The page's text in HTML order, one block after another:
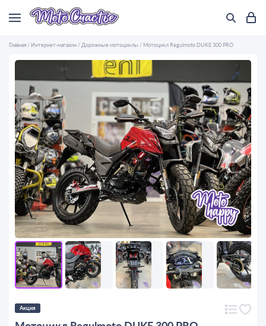
Главная / Интернет-магазин / Дорожные мотоциклы / Мотоцикл Regulmoto DUKE 300 PRO
Акция